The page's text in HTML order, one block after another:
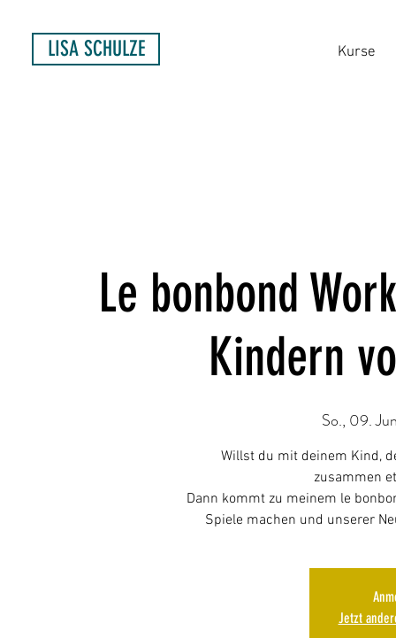
Kurse
LISA SCHULZE
Le bonbond
Kindern
So., 09.
Willst du mit deinem Kind,
zusammen
Dann kommt zu meinem le
Spiele machen und unserer
Jetzt